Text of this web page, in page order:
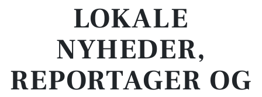
LOKALE
NYHEDER,
REPORTAGER OG